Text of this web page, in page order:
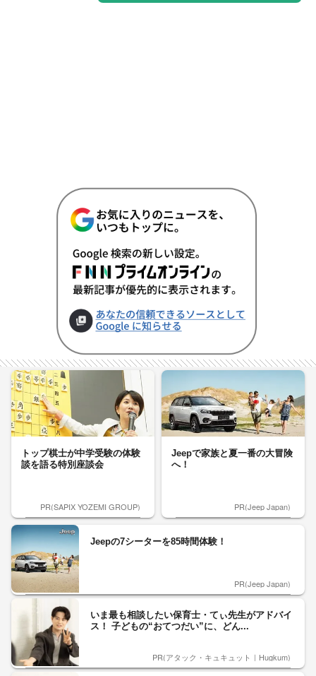
トップ棋士が中学受験の体験
談を語る特別座談会
PR(SAPIX YOZEMI GROUP)
Jeepで家族と夏一番の大冒険
へ！
PR(Jeep Japan)
Jeepの7シーターを85時間体験！
PR(Jeep Japan)
いま最も相談したい保育士・てぃ先生がアドバイ
ス！ 子どもの“おてつだい”に、どん...
PR(アタック・キュキュット｜Hugkum)